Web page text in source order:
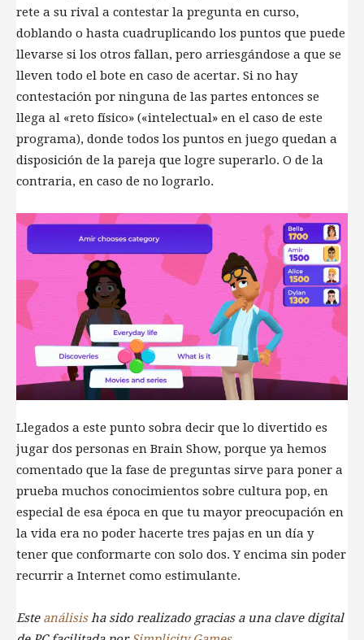
rete a su rival a contestar la pregunta en curso,
doblando o hasta cuadruplicando los puntos que puede
llevarse si los otros fallan, pero arriesgándose a que se
lleven todo el bote en caso de acertar. Si no hay
contestación por ninguna de las partes entonces se
llega al «reto físico» («intelectual» en el caso de este
programa), donde todos los puntos en juego quedan a
disposición de la pareja que logre superarlo. O de la
contraria, en caso de no lograrlo.
Llegados a este punto sobra decir que lo divertido es
jugar dos personas en Brain Show, porque ya hemos
comentado que la fase de preguntas sirve para poner a
prueba muchos conocimientos sobre cultura pop, en
especial de esa época en que tu mayor preocupación en
la vida era no poder hacerte tres pajas en un día y
tener que conformarte con solo dos. Y encima sin poder
recurrir a Internet como estimulante.
Este análisisha sido realizado gracias a una clave digital